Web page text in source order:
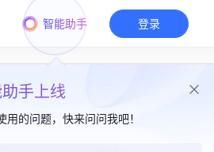
智能助手
手上线
的问题，快来问问我吧！
登录